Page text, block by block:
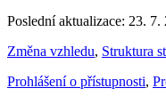
Poslední aktualizace: 23. 7.
Změna vzhledu, Struktura
Prohlášení o přístupnosti,